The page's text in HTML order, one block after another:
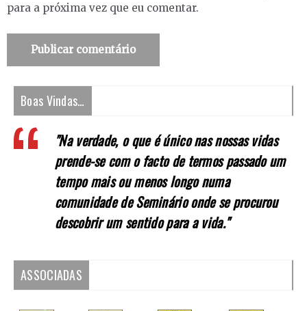
para a próxima vez que eu comentar.
Boas Vindas…
"Na verdade, o que é único nas nossas vidas
prende-se com o facto de termos passado um
tempo mais ou menos longo numa
comunidade de Seminário onde se procurou
descobrir um sentido para a vida."
ASSOCIADAS